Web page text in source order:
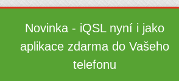
Novinka - iQSL nyní i jako
aplikace zdarma do Vašeho
telefonu